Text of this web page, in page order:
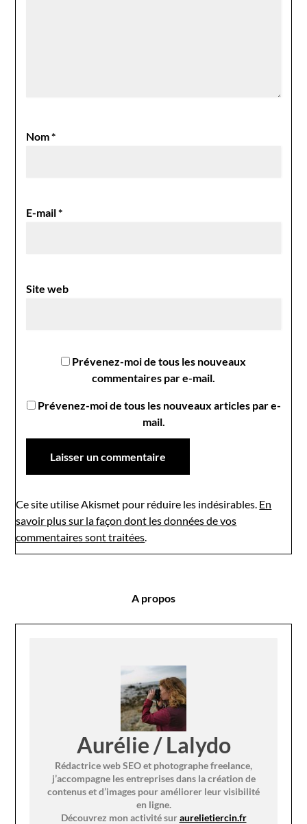
Nom*
E-mail*
Site web
Prévenez-moi de tous les nouveaux
commentaires par e-mail.
Prévenez-moi de tous les nouveaux articles par e-
mail.
Ce site utilise Akismet pour réduire les indésirables. En
savoir plus sur la façon dont les données de vos
commentaires sont traitées.
A propos
Aurélie / Lalydo
Rédactrice web SEO et photographe freelance,
j’accompagne les entreprises dans la création de
contenus et d’images pour améliorer leur visibilité
en ligne.
Découvrez mon activité suraurelietiercin.fr